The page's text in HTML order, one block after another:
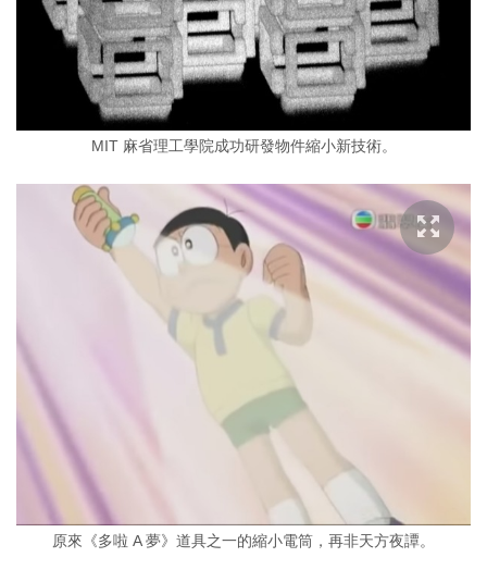
MIT 麻省理工學院成功研發物件縮小新技術。
原來《多啦 A 夢》道具之一的縮小電筒，再非天方夜譚。